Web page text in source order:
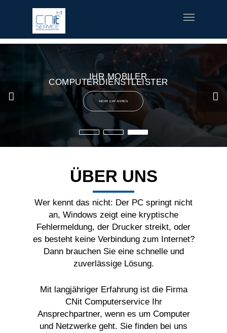
fred meyer gift card
fusion coupons build a bear printable coupon 10
rush music
special welcome coupon
IHR MOBILER
COMPUTERDIENSTLEISTER
MEHR ERFAHREN
ÜBER UNS
Wer kennt das nicht: Der PC springt nicht
an, Windows zeigt eine kryptische
Fehlermeldung, der Drucker streikt, oder
es besteht keine Verbindung zum Internet?
Dann brauchen Sie eine schnelle und
zuverlässige Lösung.
Mit langjähriger Erfahrung ist die Firma
CNit Computerservice Ihr
Ansprechpartner, wenn es um Computer
und Netzwerke geht. Sie finden bei uns